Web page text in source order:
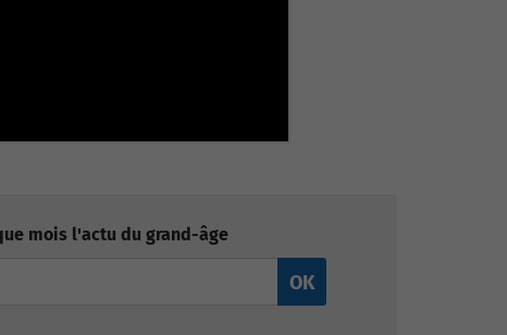
mois l'actu du grand-âge
OK